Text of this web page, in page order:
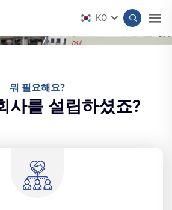
KO
뭐 필요해요?
사를 설립하셨죠?